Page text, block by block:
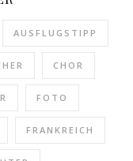
AUSFLUGSTIPP
CHOR
FOTO
FRANKREICH